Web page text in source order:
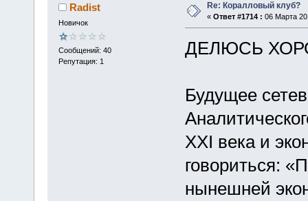
Radist
Новичок
Сообщений: 40
Репутация: 1
Re: Коралловый клуб?
« Ответ #1714 : 06 Марта
ДЕЛЮСЬ
Будущее
XXI века и
говориться:
нынешней